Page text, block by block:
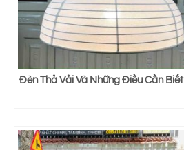
Đèn Thả Vải Và Những Điều Cần Biết